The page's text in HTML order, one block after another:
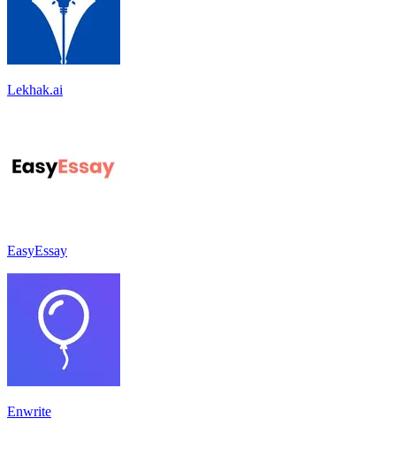
Lekhak.ai
EasyEssay
Enwrite